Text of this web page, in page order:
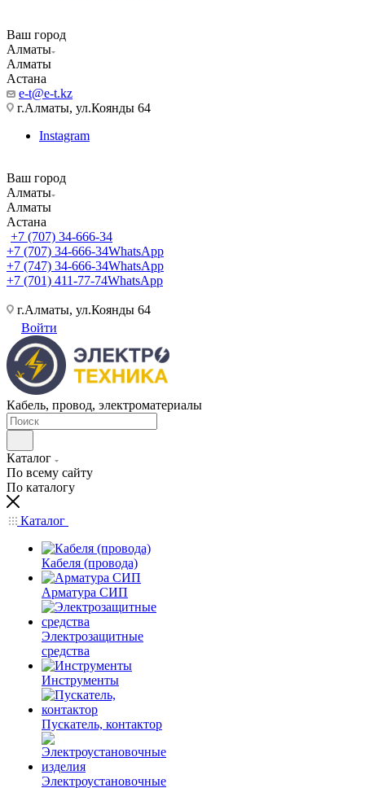
Ваш город
Алматы
Алматы
Астана
e-t@e-t.kz
г.Алматы, ул.Коянды 64
Instagram
Ваш город
Алматы
Алматы
Астана
+7 (707) 34-666-34
+7 (707) 34-666-34WhatsApp
+7 (747) 34-666-34WhatsApp
+7 (701) 411-77-74WhatsApp
г.Алматы, ул.Коянды 64
Войти
Кабель, провод, электроматериалы
Каталог
По всему сайту
По каталогу
Каталог
Кабеля (провода)
Арматура СИП
Электрозащитные
средства
Инструменты
Пускатель, контактор
Электроустановочные